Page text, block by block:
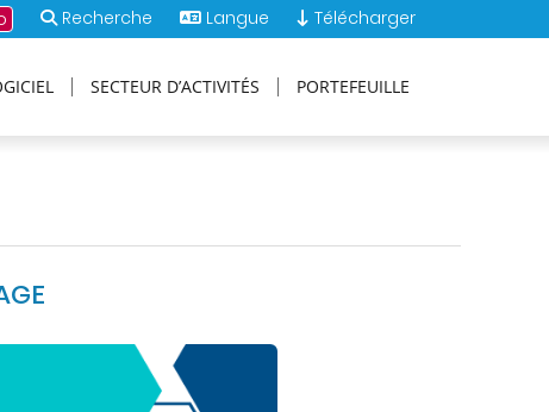
Recherche Langue Télécharger
SECTEUR D’ACTIVITÉS PORTEFEUILLE